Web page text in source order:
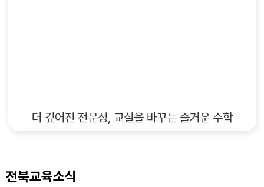
더 깊어진 전문성, 교실을 바꾸는 즐거운 수학
전북교육소식